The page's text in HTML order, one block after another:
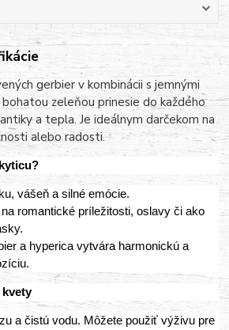
gerbier v kombinácii s jemnými
zeleňou prinesie do každého
a tepla. Je ideálnym darčekom na
alebo radosti.
vášeň a silné emócie.
romantické príležitosti, oslavy či ako
a hyperica vytvára harmonickú a
kvety
a čistú vodu. Môžete použiť výživu pre